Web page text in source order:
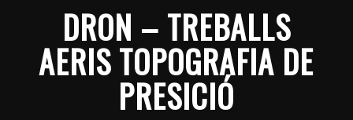
DRON – TREBALLS
AERIS TOPOGRAFIA DE
PRESICIÓ